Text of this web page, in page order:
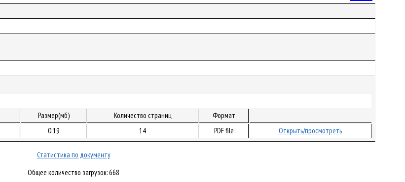
Размер(мб) Количество страниц
Формат
0.19 14 PDF file Открыть/просмотреть
Статистика по документу
Общее количество загрузок: 668